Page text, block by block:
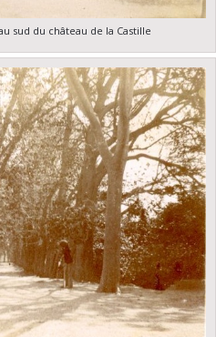
sud du château de la Castille